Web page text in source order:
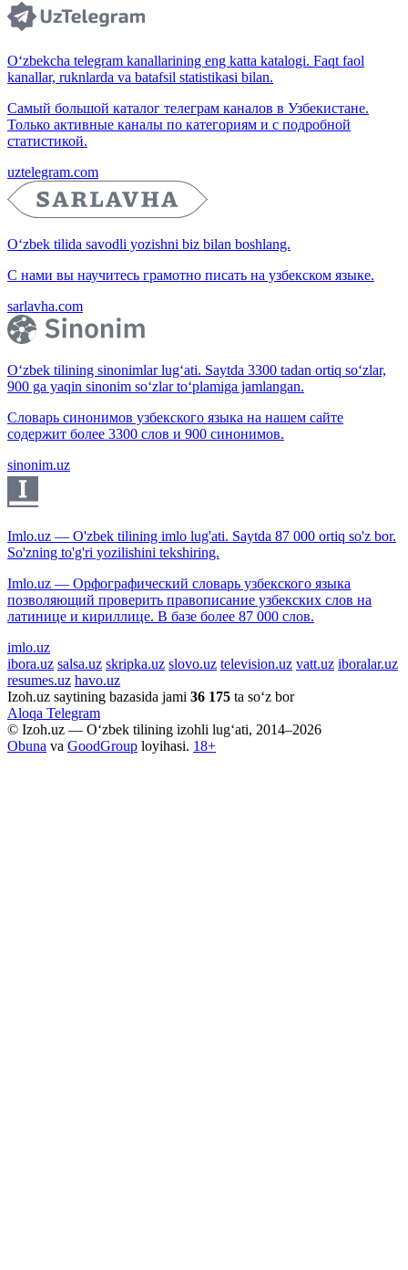
O‘zbekcha telegram kanallarining eng katta katalogi. Faqt faol
kanallar, ruknlarda va batafsil statistikasi bilan.
Самый большой каталог телеграм каналов в Узбекистане.
Только активные каналы по категориям и с подробной
статистикой.
uztelegram.com
O‘zbek tilida savodli yozishni biz bilan boshlang.
С нами вы научитесь грамотно писать на узбекском языке.
sarlavha.com
O‘zbek tilining sinonimlar lug‘ati. Saytda 3300 tadan ortiq so‘zlar,
900 ga yaqin sinonim so‘zlar to‘plamiga jamlangan.
Словарь синонимов узбекского языка на нашем сайте
содержит более 3300 слов и 900 синонимов.
sinonim.uz
Imlo.uz — O'zbek tilining imlo lug'ati. Saytda 87 000 ortiq so'z bor.
So'zning to'g'ri yozilishini tekshiring.
Imlo.uz — Орфографический словарь узбекского языка
позволяющий проверить правописание узбекских слов на
латинице и кириллице. В базе более 87 000 слов.
imlo.uz
ibora.uz salsa.uz skripka.uz slovo.uz television.uz vatt.uz iboralar.uz
resumes.uz havo.uz
Izoh.uz saytining bazasida jami 36 175 ta so‘z bor
Aloqa Telegram
© Izoh.uz — O‘zbek tilining izohli lug‘ati, 2014–2026
Obuna va GoodGroup loyihasi. 18+